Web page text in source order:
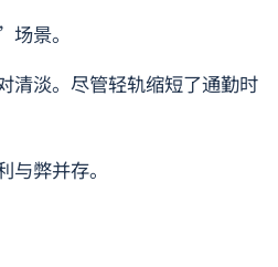
景。
清淡。尽管轻轨缩短了通勤时
弊并存。